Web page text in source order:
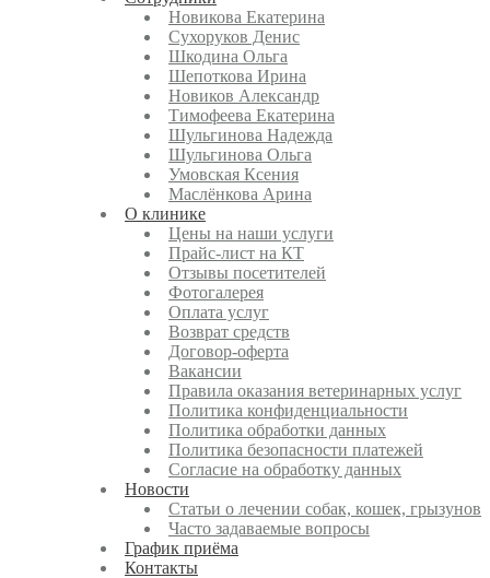
Новикова Екатерина
Сухоруков Денис
Шкодина Ольга
Шепоткова Ирина
Новиков Александр
Тимофеева Екатерина
Шульгинова Надежда
Шульгинова Ольга
Умовская Ксения
Маслёнкова Арина
О клинике
Цены на наши услуги
Прайс-лист на КТ
Отзывы посетителей
Фотогалерея
Оплата услуг
Возврат средств
Договор-оферта
Вакансии
Правила оказания ветеринарных услуг
Политика конфиденциальности
Политика обработки данных
Политика безопасности платежей
Согласие на обработку данных
Новости
Статьи о лечении собак, кошек, грызунов
Часто задаваемые вопросы
График приёма
Контакты